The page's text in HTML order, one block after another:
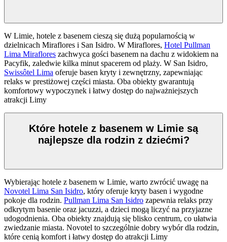
W Limie, hotele z basenem cieszą się dużą popularnością w
dzielnicach Miraflores i San Isidro. W Miraflores, Hotel Pullman
Lima Miraflores zachwyca gości basenem na dachu z widokiem na
Pacyfik, zaledwie kilka minut spacerem od plaży. W San Isidro,
Swissôtel Lima oferuje basen kryty i zewnętrzny, zapewniając
relaks w prestiżowej części miasta. Oba obiekty gwarantują
komfortowy wypoczynek i łatwy dostęp do najważniejszych
atrakcji Limy
Które hotele z basenem w Limie są
najlepsze dla rodzin z dziećmi?
Wybierając hotele z basenem w Limie, warto zwrócić uwagę na
Novotel Lima San Isidro, który oferuje kryty basen i wygodne
pokoje dla rodzin. Pullman Lima San Isidro zapewnia relaks przy
odkrytym basenie oraz jacuzzi, a dzieci mogą liczyć na przyjazne
udogodnienia. Oba obiekty znajdują się blisko centrum, co ułatwia
zwiedzanie miasta. Novotel to szczególnie dobry wybór dla rodzin,
które cenią komfort i łatwy dostęp do atrakcji Limy